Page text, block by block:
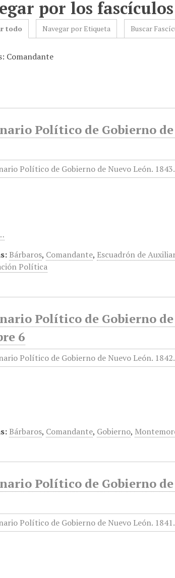
por los
todo Navegar por Etiqueta Buscar
Comandante
Político de Gobierno
Bárbaros, Comandante, Escuadrón de
Política
Político de Gobierno
6
Bárbaros, Comandante, Gobierno,
Político de Gobierno